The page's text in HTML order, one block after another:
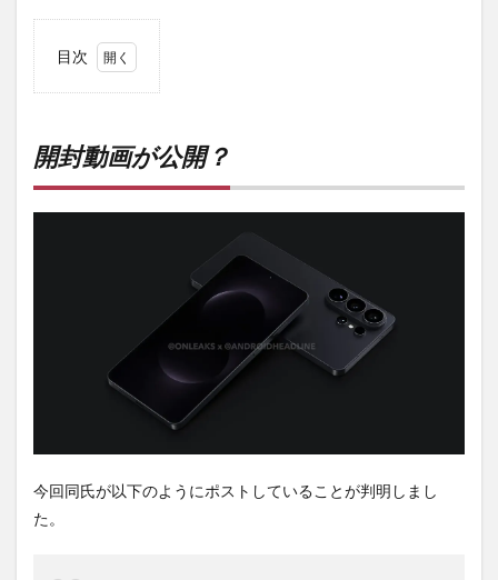
目次
が公
開？
め！
開封動画が公開？
今回同氏が以下のようにポストしていることが判明しまし
た。